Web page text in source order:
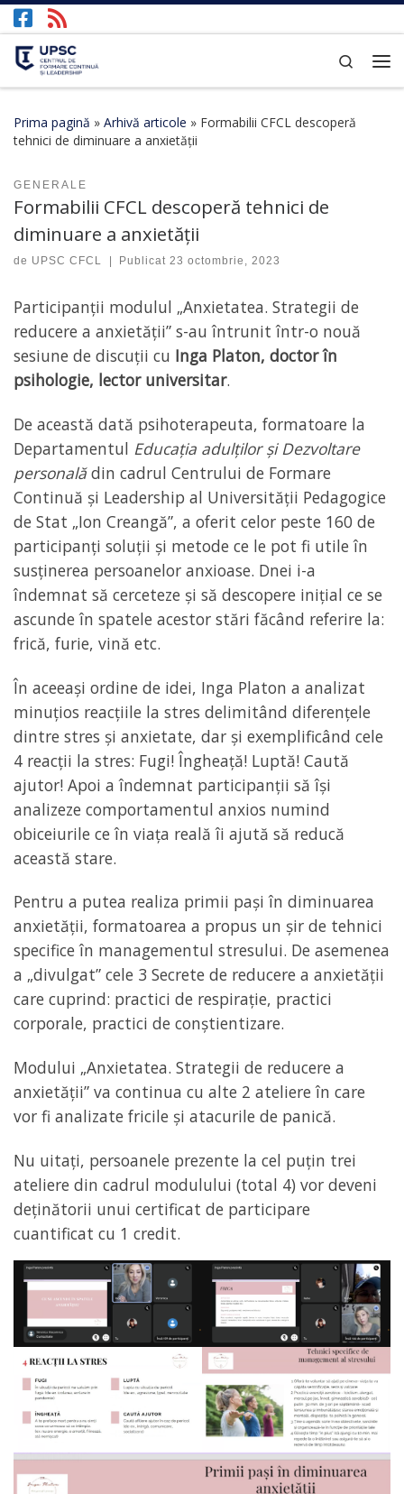
Afișează întregul conținut
Search
Prima pagină » Arhivă articole » Formabilii CFCL descoperă
tehnici de diminuare a anxietății
GENERALE
Formabilii CFCL descoperă tehnici de
diminuare a anxietății
de UPSC CFCL Publicat23 octombrie, 2023
Participanții modulul „Anxietatea. Strategii de
reducere a anxietății” s-au întrunit într-o nouă
sesiune de discuții cu Inga Platon, doctor în
psihologie, lector universitar.
De această dată psihoterapeuta, formatoare la
Departamentul Educația adulților și Dezvoltare
personalădin cadrul Centrului de Formare
Continuă și Leadership al Universității Pedagogice
de Stat „Ion Creangă”, a oferit celor peste 160 de
participanți soluții și metode ce le pot fi utile în
susținerea persoanelor anxioase. Dnei i-a
îndemnat să cerceteze și să descopere inițial ce se
ascunde în spatele acestor stări făcând referire la:
frică, furie, vină etc.
În aceeași ordine de idei, Inga Platon a analizat
minuțios reacțiile la stres delimitând diferențele
dintre stres și anxietate, dar și exemplificând cele
4 reacții la stres: Fugi! Îngheață! Luptă! Caută
ajutor! Apoi a îndemnat participanții să își
analizeze comportamentul anxios numind
obiceiurile ce în viața reală îi ajută să reducă
această stare.
Pentru a putea realiza primii pași în diminuarea
anxietății, formatoarea a propus un șir de tehnici
specifice în managementul stresului. De asemenea
a „divulgat” cele 3 Secrete de reducere a anxietății
care cuprind: practici de respirație, practici
corporale, practici de conștientizare.
Modului „Anxietatea. Strategii de reducere a
anxietății” va continua cu alte 2 ateliere în care
vor fi analizate fricile și atacurile de panică.
Nu uitați, persoanele prezente la cel puțin trei
ateliere din cadrul modulului (total 4) vor deveni
deținătorii unui certificat de participare
cuantificat cu 1 credit.